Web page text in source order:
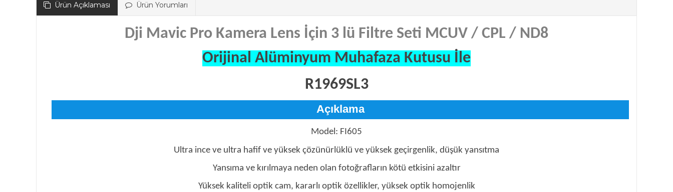
Ürün Açıklaması Ürün Yorumları
Dji Mavic Pro Kamera Lens İçin 3 lü Filtre Seti MCUV / CPL / ND8
Orijinal Alüminyum Muhafaza Kutusu İle
R1969SL3
Açıklama
Model: FI605
Ultra ince ve ultra hafif ve yüksek çözünürlüklü ve yüksek geçirgenlik, düşük yansıtma
Yansıma ve kırılmaya neden olan fotoğrafların kötü etkisini azaltır
Yüksek kaliteli optik cam, kararlı optik özellikler, yüksek optik homojenlik